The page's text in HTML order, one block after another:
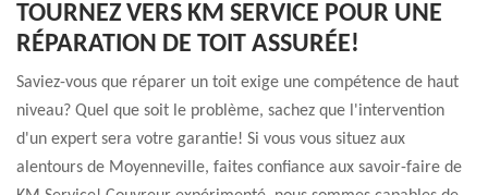
TOURNEZ VERS KM SERVICE POUR UNE
RÉPARATION DE TOIT ASSURÉE!
Saviez-vous que réparer un toit exige une compétence de haut
niveau? Quel que soit le problème, sachez que l'intervention
d'un expert sera votre garantie! Si vous vous situez aux
alentours de Moyenneville, faites confiance aux savoir-faire de